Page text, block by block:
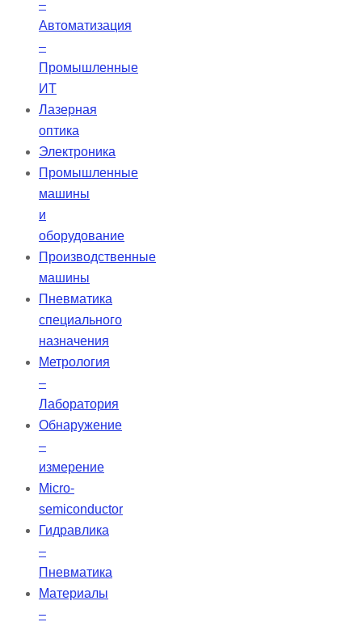
–
Автоматизация
–
Промышленные
ИТ
Лазерная
оптика
Электроника
Промышленные
машины
и
оборудование
Производственные
машины
Пневматика
специального
назначения
Метрология
–
Лаборатория
Обнаружение
–
измерение
Micro-
semiconductor
Гидравлика
–
Пневматика
Материалы
–